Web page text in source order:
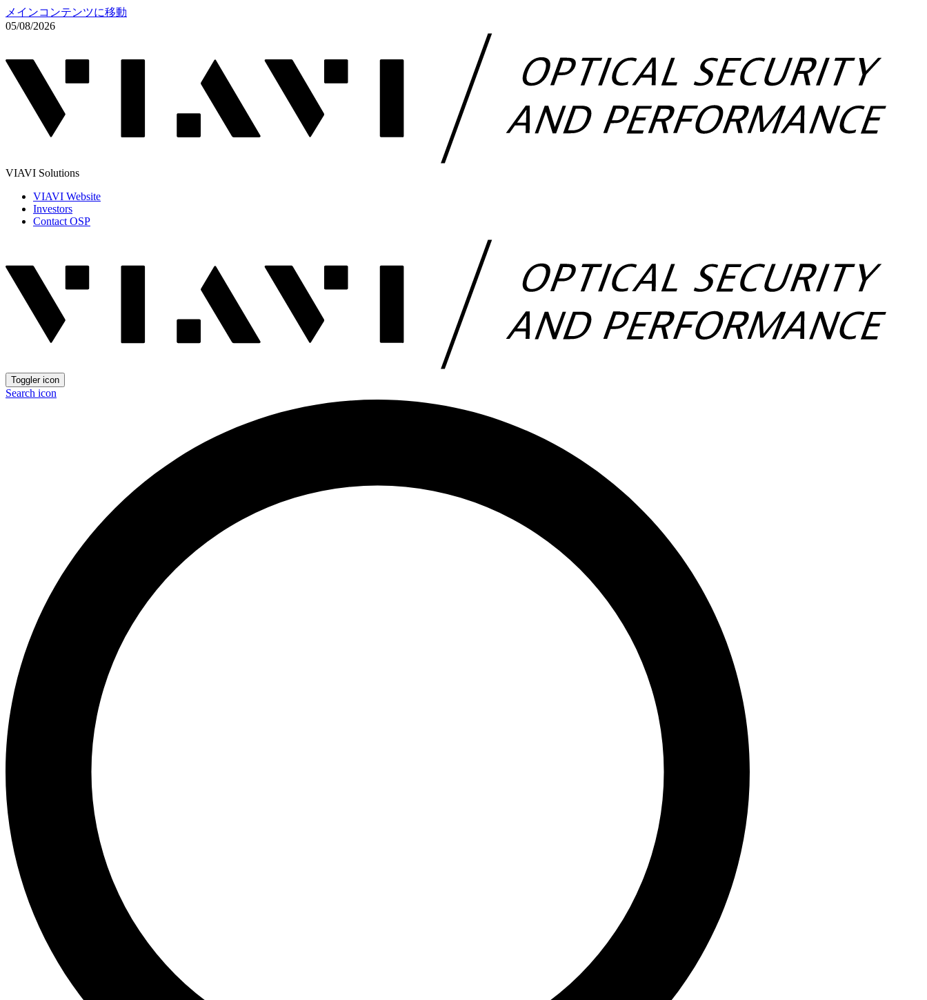
メインコンテンツに移動
05/08/2026
VIAVI Solutions
VIAVI Website
Investors
Contact OSP
Toggler icon
Search icon